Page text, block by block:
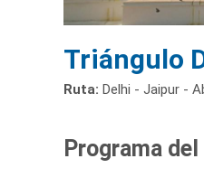
Triángulo
Ruta: Delhi - Jaipur -
Programa